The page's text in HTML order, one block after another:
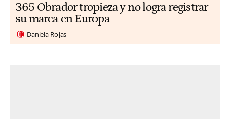
365 Obrador tropieza y no logra registrar
su marca en Europa
Daniela Rojas